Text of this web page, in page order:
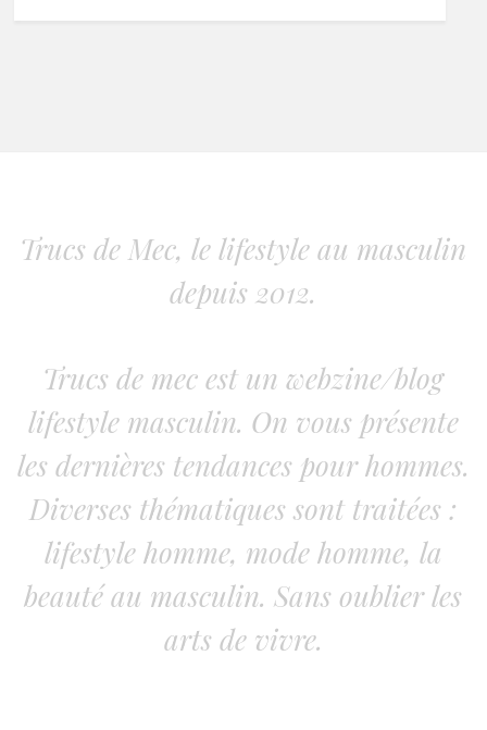
Trucs de Mec, le lifestyle au masculin
depuis 2012.
Trucs de mec est un webzine/blog
lifestyle masculin. On vous présente
les dernières tendances pour hommes.
Diverses thématiques sont traitées :
lifestyle homme, mode homme, la
beauté au masculin. Sans oublier les
arts de vivre.